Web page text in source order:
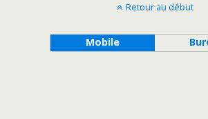
Retour au début
Mobile